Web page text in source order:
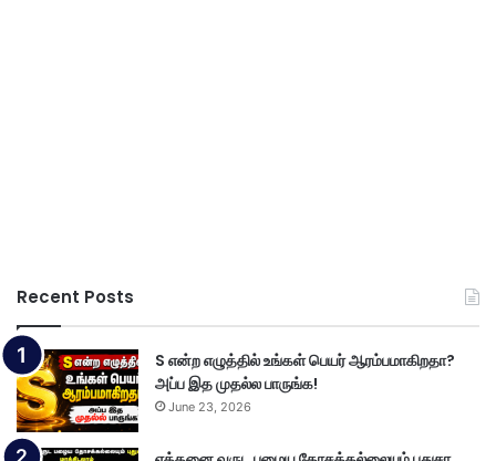
Recent Posts
S என்ற எழுத்தில் உங்கள் பெயர் ஆரம்பமாகிறதா?
அப்ப இத முதல்ல பாருங்க!
June 23, 2026